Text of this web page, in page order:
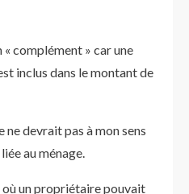
« complément » car une
inclus dans le montant de
ne devrait pas à mon sens
au ménage.
où un propriétaire pouvait